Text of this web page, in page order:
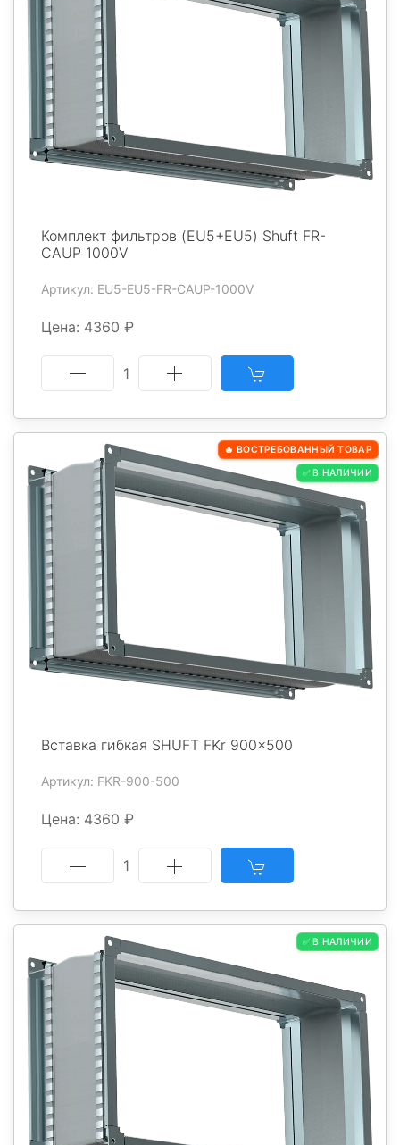
Комплект фильтров (EU5+EU5) Shuft FR-
CAUP 1000V
Артикул: EU5-EU5-FR-CAUP-1000V
Цена: 4360 ₽
1
🔥 ВОСТРЕБОВАННЫЙ ТОВАР
✅ В НАЛИЧИИ
Вставка гибкая SHUFT FKr 900x500
Артикул: FKR-900-500
Цена: 4360 ₽
1
✅ В НАЛИЧИИ